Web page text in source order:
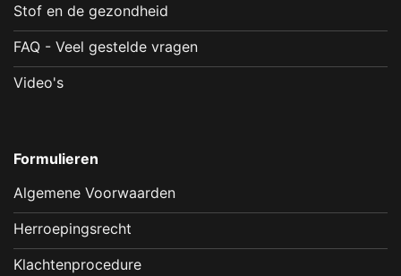
Stof en de gezondheid
FAQ - Veel gestelde vragen
Video's
Formulieren
Algemene Voorwaarden
Herroepingsrecht
Klachtenprocedure